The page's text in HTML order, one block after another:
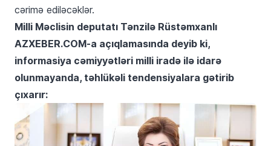
cərimə ediləcəklər.
Milli Məclisin deputatı Tənzilə Rüstəmxanlı
AZXEBER.COM-a açıqlamasında deyib ki,
informasiya cəmiyyətləri milli iradə ilə idarə
olunmayanda, təhlükəli tendensiyalara gətirib
çıxarır: